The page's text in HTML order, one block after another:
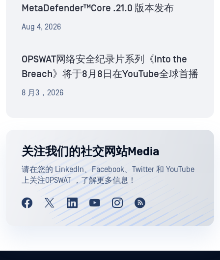
MetaDefender™Core .21.0 版本发布
Aug 4, 2026
OPSWAT网络安全纪录片系列《Into the
Breach》将于8月8日在YouTube全球首播
8 月3，2026
关注我们的社交网站Media
请在您的 LinkedIn、Facebook、Twitter 和 YouTube
上关注OPSWAT ，了解更多信息！